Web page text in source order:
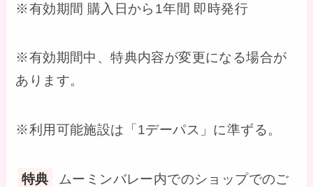
※有効期間 購入日から1年間 即時発行
※有効期間中、特典内容が変更になる場合が
あります。
※利用可能施設は「1デーパス」に準ずる。
特典
ムーミンバレー内でのショップでのご